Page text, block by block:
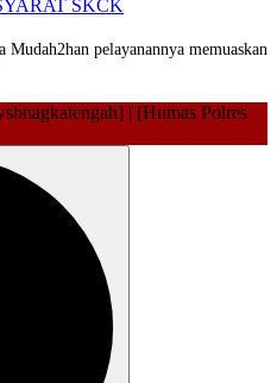
SKCK
pelayanannya memuaskan
| [Humas Polres